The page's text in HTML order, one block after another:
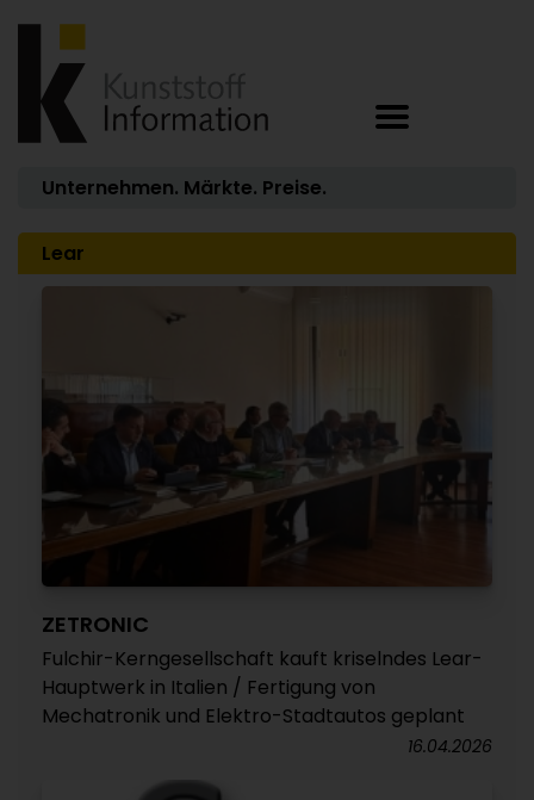
Unternehmen. Märkte. Preise.
Lear
ZETRONIC
Fulchir-Kerngesellschaft kauft kriselndes Lear-
Hauptwerk in Italien / Fertigung von
Mechatronik und Elektro-Stadtautos geplant
16.04.2026